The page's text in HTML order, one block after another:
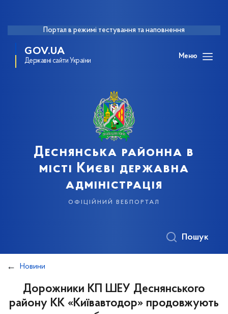
Портал в режимі тестування та наповнення
GOV.UA
Державні сайти України
Меню
Деснянська районна в
місті Києві державна
адміністрація
офіційний вебпортал
Пошук
Новини
Дорожники КП ШЕУ Деснянського
району КК «Київавтодор» продовжують